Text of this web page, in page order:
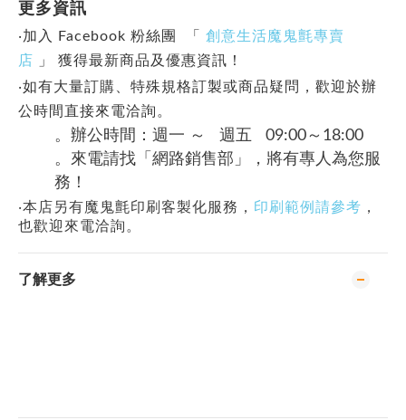
更多資訊
‧加入 Facebook 粉絲團 「
創意生活魔鬼氈專賣
店
」 獲得最新商品及優惠資訊！
‧如有大量訂購、特殊規格訂製或商品疑問，歡迎於辦
公時間直接來電洽詢。
。辦公時間：週一 ～ 週五 09:00～18:00
。來電請找「網路銷售部」，將有專人為您服
務！
‧本店另有魔鬼氈印刷客製化服務， 印刷範例請參考 ，
也歡迎來電洽詢。
了解更多